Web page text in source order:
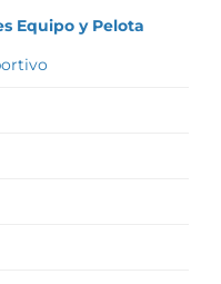
Equipo y Pelota